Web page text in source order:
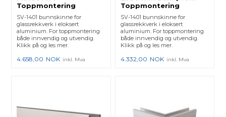
Toppmontering
SV-1401 bunnskinne for
glassrekkverk i eloksert
aluminium. For toppmontering
både innvendig og utvendig.
Klikk på og les mer.
4.658,00 NOK inkl. Mva
Toppmontering
SV-1401 bunnskinne for
glassrekkverk i eloksert
aluminium. For toppmontering
både innvendig og utvendig.
Klikk på og les mer.
4.332,00 NOK inkl. Mva